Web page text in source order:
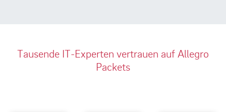
Tausende IT-Experten vertrauen auf Allegro
Packets